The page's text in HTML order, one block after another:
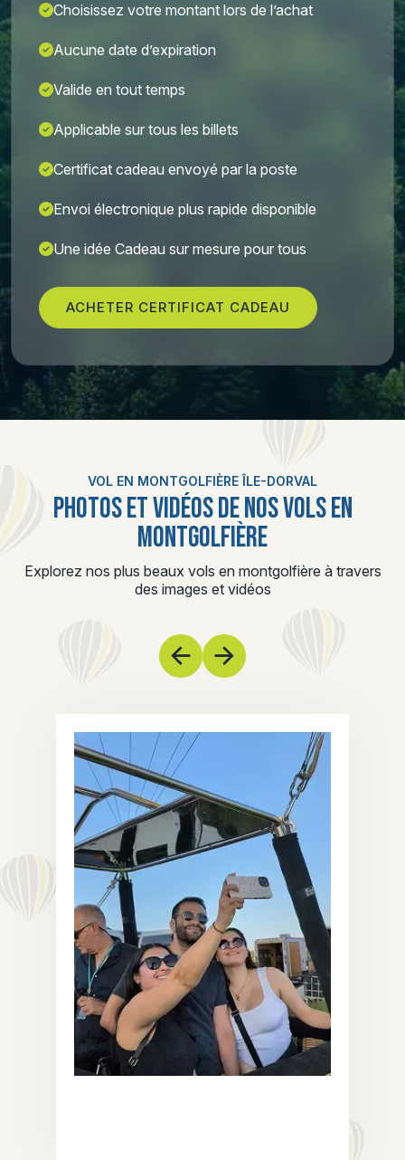
Choisissez votre montant lors de l’achat
Aucune date d’expiration
Valide en tout temps
Applicable sur tous les billets
Certificat cadeau envoyé par la poste
Envoi électronique plus rapide disponible
Une idée Cadeau sur mesure pour tous
ACHETER CERTIFICAT CADEAU
VOL EN MONTGOLFIÈRE ÎLE-DORVAL
PHOTOS ET VIDÉOS DE NOS VOLS EN
MONTGOLFIÈRE
Explorez nos plus beaux vols en montgolfière à travers
des images et vidéos